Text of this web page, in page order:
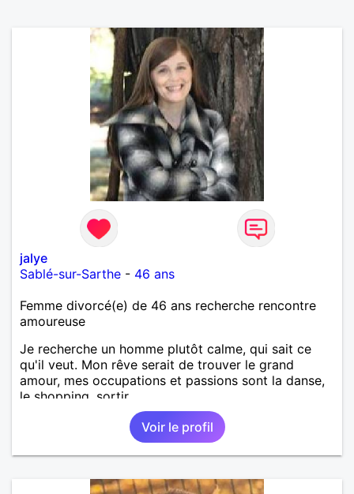
jalye
Sablé-sur-Sarthe - 46 ans
Femme divorcé(e) de 46 ans recherche rencontre
amoureuse
Je recherche un homme plutôt calme, qui sait ce
qu'il veut. Mon rêve serait de trouver le grand
amour, mes occupations et passions sont la danse,
le shopping, sortir.
Voir le profil